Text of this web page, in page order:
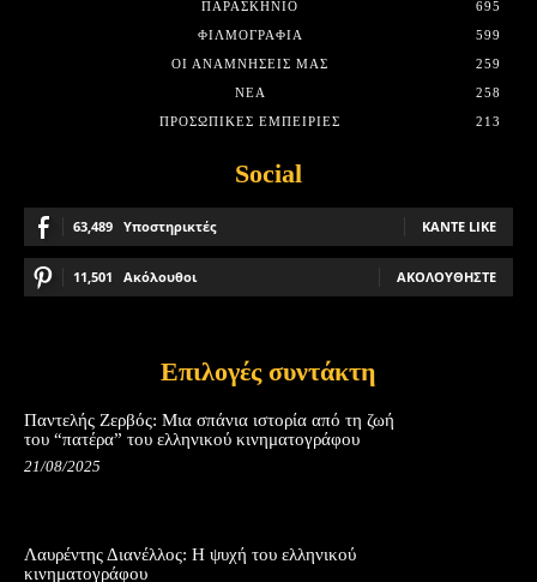
ΠΑΡΑΣΚΉΝΙΟ
695
ΦΙΛΜΟΓΡΑΦΊΑ
599
ΟΙ ΑΝΑΜΝΉΣΕΙΣ ΜΑΣ
259
ΝΈΑ
258
ΠΡΟΣΩΠΙΚΈΣ ΕΜΠΕΙΡΊΕΣ
213
Social
63,489 Υποστηρικτές ΚΆΝΤΕ LIKE
11,501 Ακόλουθοι ΑΚΟΛΟΥΘΉΣΤΕ
Επιλογές συντάκτη
Παντελής Ζερβός: Μια σπάνια ιστορία από τη ζωή
του “πατέρα” του ελληνικού κινηματογράφου
21/08/2025
Λαυρέντης Διανέλλος: Η ψυχή του ελληνικού
κινηματογράφου